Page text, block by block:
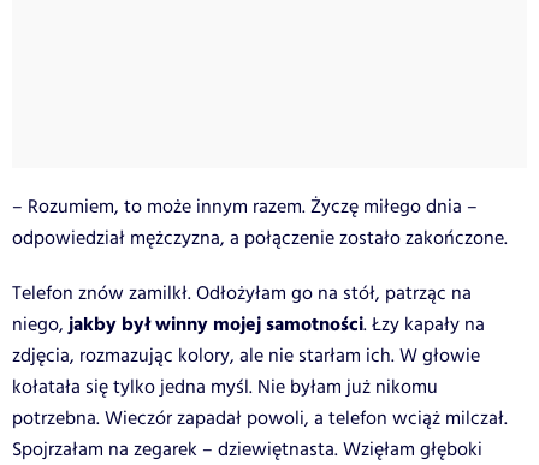
– Rozumiem, to może innym razem. Życzę miłego dnia –
odpowiedział mężczyzna, a połączenie zostało zakończone.
Telefon znów zamilkł. Odłożyłam go na stół, patrząc na
niego,jakby był winny mojej samotności. Łzy kapały na
zdjęcia, rozmazując kolory, ale nie starłam ich. W głowie
kołatała się tylko jedna myśl. Nie byłam już nikomu
potrzebna.Wieczór zapadał powoli, a telefon wciąż milczał.
Spojrzałam na zegarek – dziewiętnasta. Wzięłam głęboki